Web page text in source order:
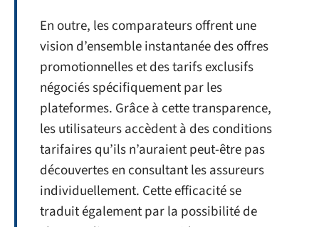
En outre, les comparateurs offrent une
vision d’ensemble instantanée des offres
promotionnelles et des tarifs exclusifs
négociés spécifiquement par les
plateformes. Grâce à cette transparence,
les utilisateurs accèdent à des conditions
tarifaires qu’ils n’auraient peut-être pas
découvertes en consultant les assureurs
individuellement. Cette efficacité se
traduit également par la possibilité de